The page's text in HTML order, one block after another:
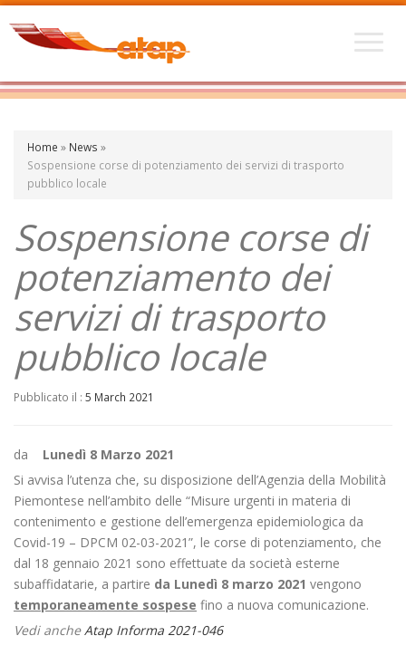
Home » News »
Sospensione corse di potenziamento dei servizi di trasporto
pubblico locale
Sospensione corse di
potenziamento dei
servizi di trasporto
pubblico locale
Pubblicato il : 5 March 2021
da Lunedì 8 Marzo 2021
Si avvisa l’utenza che, su disposizione dell’Agenzia della Mobilità
Piemontese nell’ambito delle “Misure urgenti in materia di
contenimento e gestione dell’emergenza epidemiologica da
Covid-19 – DPCM 02-03-2021”, le corse di potenziamento, che
dal 18 gennaio 2021 sono effettuate da società esterne
subaffidatarie, a partire da Lunedì 8 marzo 2021 vengono
temporaneamente sospese fino a nuova comunicazione.
Vedi ancheAtap Informa 2021-046